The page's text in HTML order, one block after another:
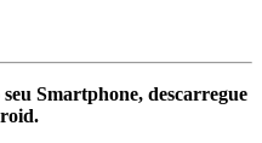
Smartphone, descarregue